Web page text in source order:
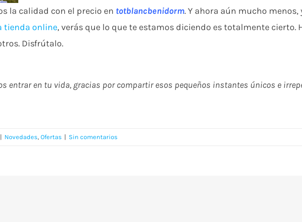
la calidad con el precio en totblancbenidorm. Y ahora aún mucho
tienda online, verás que lo que te estamos diciendo es totalmente cierto.
Disfrútalo.
entrar en tu vida, gracias por compartir esos pequeños instantes únicos e
| Novedades, Ofertas | Sin comentarios